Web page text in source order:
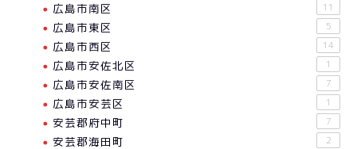
広島市南区 11
広島市東区 5
広島市西区 14
広島市安佐北区 1
広島市安佐南区 7
広島市安芸区 1
安芸郡府中町 7
安芸郡海田町 2